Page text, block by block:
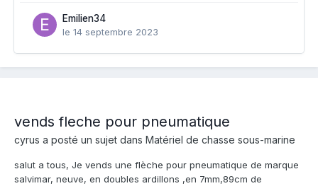
Emilien34
le 14 septembre 2023
vends fleche pour pneumatique
cyrus a posté un sujet dans Matériel de chasse sous-marine
salut a tous, Je vends une flèche pour pneumatique de marque
salvimar, neuve, en doubles ardillons ,en 7mm,89cm de